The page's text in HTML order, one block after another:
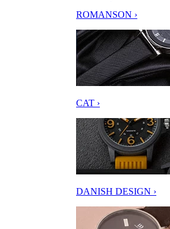
ROMANSON ›
CAT ›
DANISH DESIGN ›